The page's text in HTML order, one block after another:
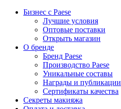
Бизнес с Paese
Лучшие условия
Оптовые поставки
Открыть магазин
О бренде
Бренд Paese
Производство Paese
Уникальные составы
Награды и публикации
Сертификаты качества
Секреты макияжа